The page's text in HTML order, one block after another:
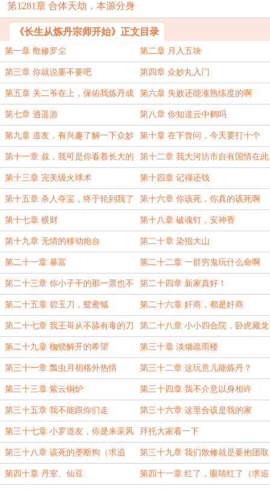
第1281章 合体天劫，本源分身
《长生从炼丹宗师开始》正文目录
第一章 散修罗尘 第二章 月入五块
第三章 你就说要不要吧 第四章 众妙丸入门
第五章 关二爷在上，保佑我炼丹成
功
第六章 失败还能涨熟练度的啊
第七章 逍遥游 第八章 你知道云中鹤吗
第九章 道友，有兴趣了解一下众妙
丸吗
第十章 在下曾问，今天要打十个
第十一章 叔，我可是你看着长大的
啊！
第十二章 我大河坊市自有国情在此
第十三章 完美级火球术 第十四章 记得还钱
第十五章 杀人夺宝，终于轮到我了
吗？
第十六章 你该死，你真的该死啊
第十七章 横财 第十八章 破魂钉，安神香
第十九章 无情的移动炮台 第二十章 染指大山
第二十一章 暴富 第二十二章 一群穷鬼玩什么命啊
第二十三章 你小子干的那一票也不
大啊
第二十四章 新家真好！
第二十五章 碧玉刀，鸳鸯钺 第二十六章 奸商，都是奸商
第二十七章 我王哥从不舔有毒的刀 第二十八章 小小四合院，卧虎藏龙
啊
第二十九章 枷锁解开的希望 第三十章 淡烟疏雨楼
第三十一章 瓢虫月初格外热情 第三十二章 这玩意儿能炼丹？
第三十三章 紫云铜炉 第三十四章 我不介意以身相许
第三十五章 我不能跟你们走 第三十六章 这里合该是我的家
第三十七章 小罗道友，你是来采风
的吗
拜托大家看一下
第三十八章 该死的垄断狗（求追
读）
第三十九章 我们散修就是要抱团取
暖
第四十章 丹室、仙豆 第四十一章 红了，眼睛红了（求追